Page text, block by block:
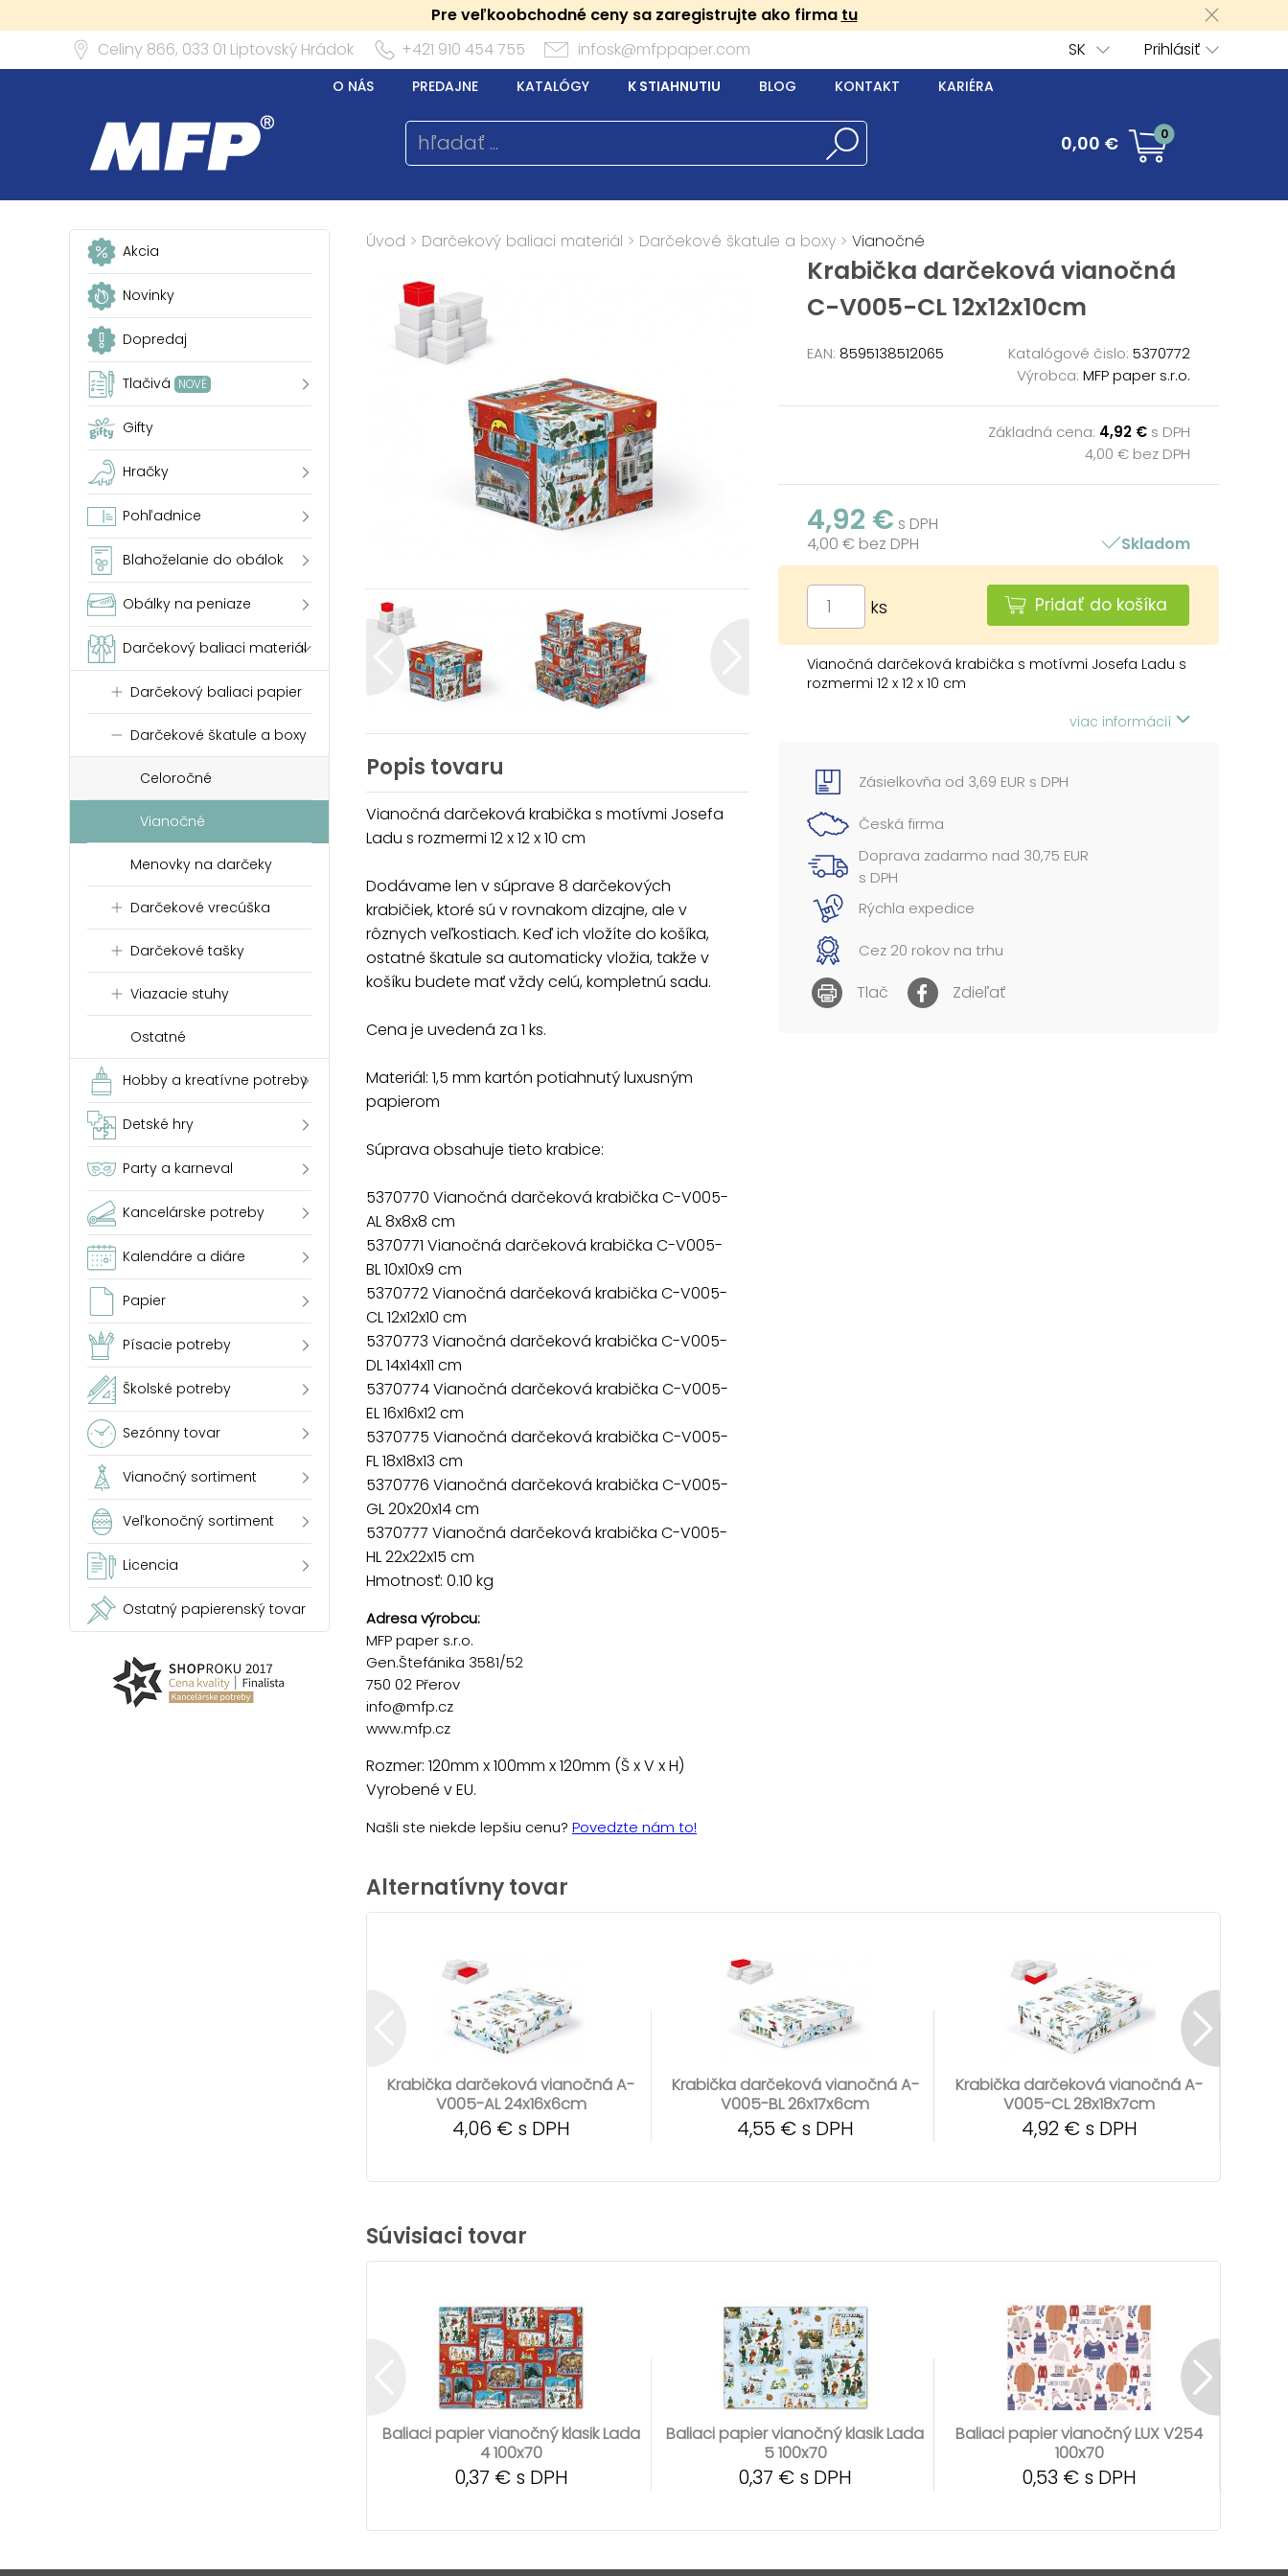
Pre veľkoobchodné ceny sa zaregistrujte ako firma tu
Celiny 866, 033 01 Liptovský Hrádok +421 910 454 755 infosk@mfppaper.com Prihlásiť
SK
O NÁS PREDAJNE KATALÓGY K STIAHNUTIU BLOG KONTAKT KARIÉRA
0,00 € 0
Akcia
Novinky
Dopredaj
Tlačivá NOVÉ
Gifty
Hračky
Pohľadnice
Blahoželanie do obálok
Obálky na peniaze
Darčekový baliaci materiál
Darčekový baliaci papier
Darčekové škatule a boxy
Celoročné
Vianočné
Menovky na darčeky
Darčekové vrecúška
Darčekové tašky
Viazacie stuhy
Ostatné
Hobby a kreatívne potreby
Detské hry
Party a karneval
Kancelárske potreby
Kalendáre a diáre
Papier
Písacie potreby
Školské potreby
Sezónny tovar
Vianočný sortiment
Veľkonočný sortiment
Licencia
Ostatný papierenský tovar
Úvod > Darčekový baliaci materiál > Darčekové škatule a boxy > Vianočné
Krabička darčeková vianočná
C-V005-CL 12x12x10cm
EAN: 8595138512065 Katalógové čislo: 5370772
Výrobca: MFP paper s.r.o.
Základná cena: 4,92 € s DPH
4,00 € bez DPH
4,92 € s DPH
4,00 € bez DPH
Skladom
ks Pridať do košíka
Vianočná darčeková krabička s motívmi Josefa Ladu s
rozmermi 12 x 12 x 10 cm
Dodávame len v súprave 8 darčekových krabičiek,
automaticky vložia, takže v košíku budete mať vždy
celú, kompletnú sadu.
Cena je uvedená za 1 ks.
Materiál: 1,5 mm kartón potiahnutý luxusným papierom
Súprava obsahuje tieto krabice:
5370770 Vianočná darčeková krabička C-V005-AL 8x8x8
cm
5370771 Vianočná darčeková krabička C-V005-BL
10x10x9 cm
viac informácií
Popis tovaru
Vianočná darčeková krabička s motívmi Josefa
Ladu s rozmermi 12 x 12 x 10 cm
Dodávame len v súprave 8 darčekových
krabičiek, ktoré sú v rovnakom dizajne, ale v
rôznych veľkostiach. Keď ich vložíte do košíka,
ostatné škatule sa automaticky vložia, takže v
košíku budete mať vždy celú, kompletnú sadu.
Cena je uvedená za 1 ks.
Materiál: 1,5 mm kartón potiahnutý luxusným
papierom
Súprava obsahuje tieto krabice:
5370770 Vianočná darčeková krabička C-V005-
AL 8x8x8 cm
5370771 Vianočná darčeková krabička C-V005-
BL 10x10x9 cm
5370772 Vianočná darčeková krabička C-V005-
CL 12x12x10 cm
5370773 Vianočná darčeková krabička C-V005-
DL 14x14x11 cm
5370774 Vianočná darčeková krabička C-V005-
EL 16x16x12 cm
5370775 Vianočná darčeková krabička C-V005-
FL 18x18x13 cm
5370776 Vianočná darčeková krabička C-V005-
GL 20x20x14 cm
5370777 Vianočná darčeková krabička C-V005-
HL 22x22x15 cm
Hmotnosť: 0.10 kg
Adresa výrobcu:
MFP paper s.r.o.
Gen.Štefánika 3581/52
750 02 Přerov
info@mfp.cz
www.mfp.cz
Rozmer: 120mm x 100mm x 120mm (Š x V x H)
Vyrobené v EU.
Našli ste niekde lepšiu cenu? Povedzte nám to!
Zásielkovňa od 3,69 EUR s DPH
Česká firma
Doprava zadarmo nad 30,75 EUR
s DPH
Rýchla expedice
Cez 20 rokov na trhu
Tlač Zdieľať
Alternatívny tovar
Krabička darčeková vianočná A-
V005-AL 24x16x6cm
4,06 € s DPH
Krabička darčeková vianočná A-
V005-BL 26x17x6cm
4,55 € s DPH
Krabička darčeková vianočná A-
V005-CL 28x18x7cm
4,92 € s DPH
Súvisiaci tovar
Baliaci papier vianočný klasik Lada
4 100x70
0,37 € s DPH
Baliaci papier vianočný klasik Lada
5 100x70
0,37 € s DPH
Baliaci papier vianočný LUX V254
100x70
0,53 € s DPH